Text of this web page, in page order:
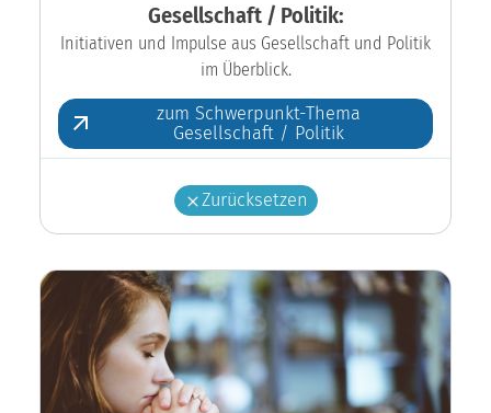
Gesellschaft / Politik:
Initiativen und Impulse aus Gesellschaft und Politik
im Überblick.
zum Schwerpunkt-Thema
Gesellschaft / Politik
Zurücksetzen